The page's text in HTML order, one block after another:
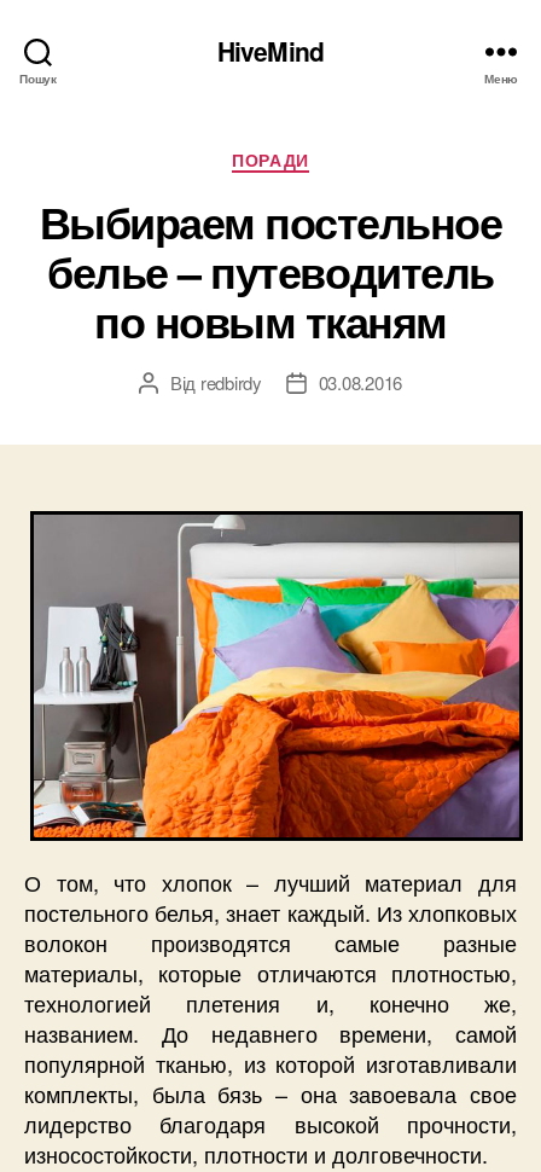
Пошук
HiveMind
Меню
Категорії
ПОРАДИ
Выбираем постельное
белье – путеводитель
по новым тканям
Автор
Від redbirdy
Дата03.08.2016
О том, что хлопок – лучший материал для
постельного белья, знает каждый. Из хлопковых
волокон производятся самые разные
материалы, которые отличаются плотностью,
технологией плетения и, конечно же,
названием. До недавнего времени, самой
популярной тканью, из которой изготавливали
комплекты, была бязь – она завоевала свое
лидерство благодаря высокой прочности,
износостойкости, плотности и долговечности.